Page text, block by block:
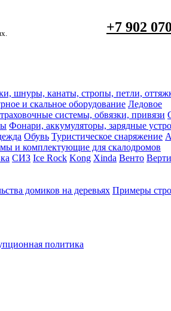
+7 902
шнуры, канаты, стропы, петли,
и скальное оборудование Ледовое
системы, обвязки, привязи
Фонари, аккумуляторы, зарядные
Обувь Туристическое снаряжение
и комплектующие для скалодромов
СИЗ Ice Rock Kong Xinda Венто
домиков на деревьях Примеры
политика